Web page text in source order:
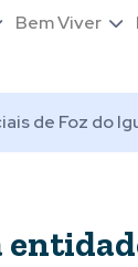
Bem Viver
de Foz do